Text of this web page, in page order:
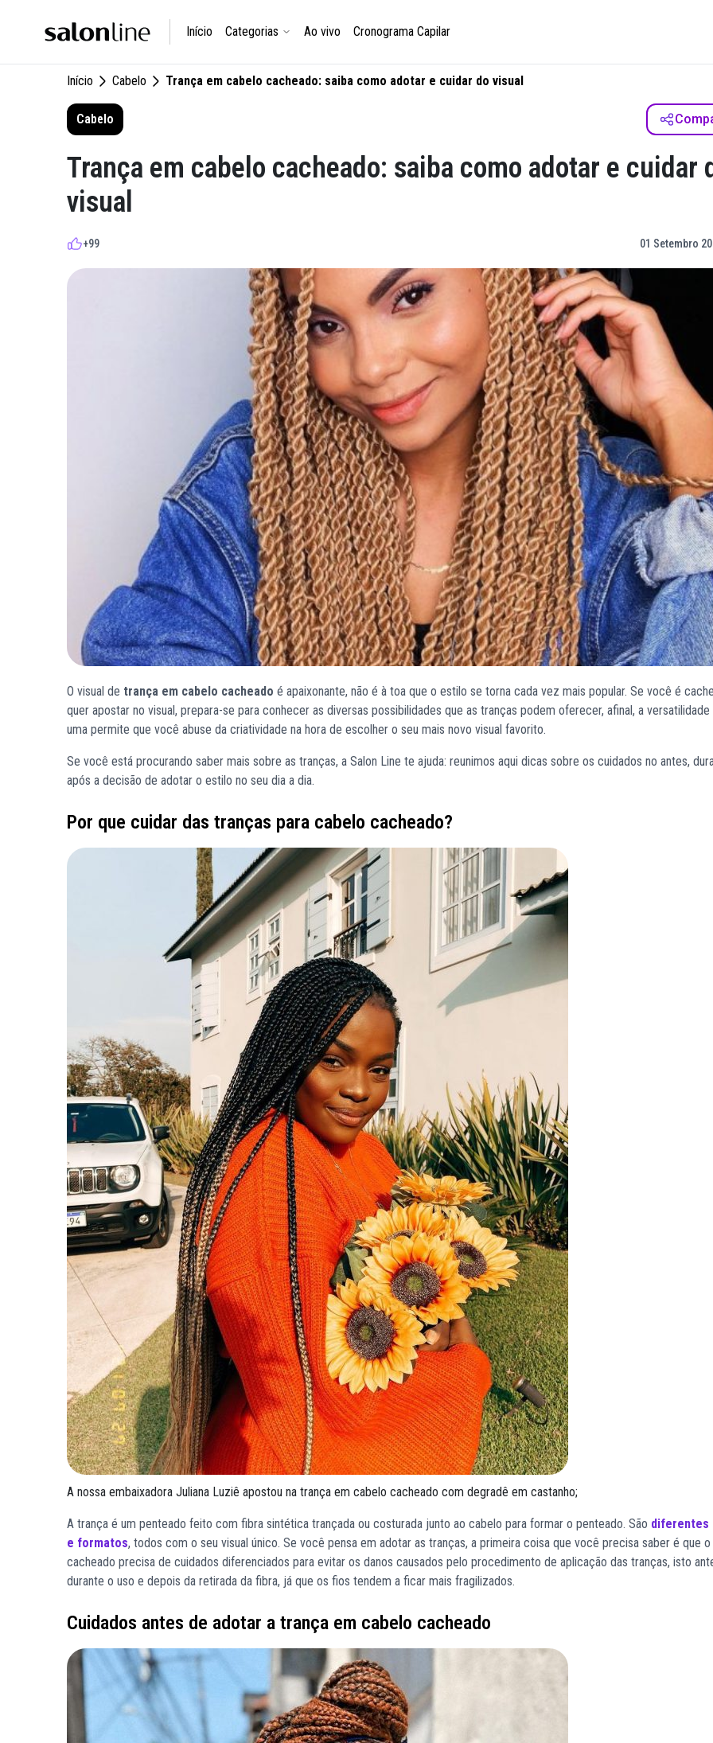
Início Categorias Ao vivo Cronograma Capilar
Início Cabelo Trança em cabelo cacheado: saiba como adotar e cuidar do visual
Cabelo
Trança em cabelo cacheado: saiba como adotar e cuidar
visual
+99 01 Setembro
O visual de trança em cabelo cacheado é apaixonante, não é à toa que o estilo se torna cada vez mais popular. Se você é
quer apostar no visual, prepara-se para conhecer as diversas possibilidades que as tranças podem oferecer, afinal, a
uma permite que você abuse da criatividade na hora de escolher o seu mais novo visual favorito.
Se você está procurando saber mais sobre as tranças, a Salon Line te ajuda: reunimos aqui dicas sobre os cuidados no antes,
após a decisão de adotar o estilo no seu dia a dia.
Por que cuidar das tranças para cabelo cacheado?
A nossa embaixadora Juliana Luziê apostou na trança em cabelo cacheado com degradê em castanho;
A trança é um penteado feito com fibra sintética trançada ou costurada junto ao cabelo para formar o penteado. São diferentes
e formatos, todos com o seu visual único. Se você pensa em adotar as tranças, a primeira coisa que você precisa saber é que
cacheado precisa de cuidados diferenciados para evitar os danos causados pelo procedimento de aplicação das tranças, isto
durante o uso e depois da retirada da fibra, já que os fios tendem a ficar mais fragilizados.
Cuidados antes de adotar a trança em cabelo cacheado